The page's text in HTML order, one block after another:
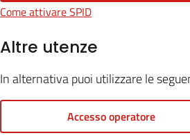
Come attivare SPID
Altre utenze
In alternativa puoi utilizzare le
Accesso operatore